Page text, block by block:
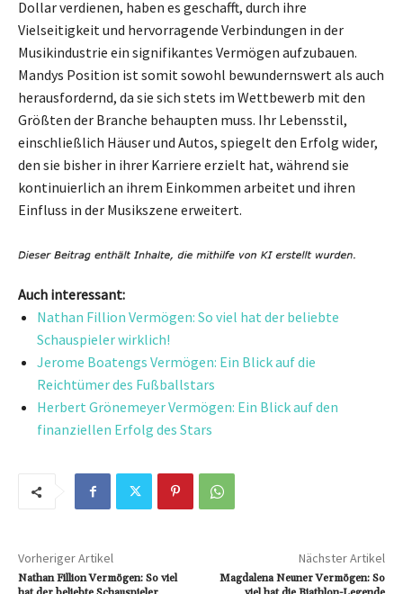
Dollar verdienen, haben es geschafft, durch ihre
Vielseitigkeit und hervorragende Verbindungen in der
Musikindustrie ein signifikantes Vermögen aufzubauen.
Mandys Position ist somit sowohl bewundernswert als auch
herausfordernd, da sie sich stets im Wettbewerb mit den
Größten der Branche behaupten muss. Ihr Lebensstil,
einschließlich Häuser und Autos, spiegelt den Erfolg wider,
den sie bisher in ihrer Karriere erzielt hat, während sie
kontinuierlich an ihrem Einkommen arbeitet und ihren
Einfluss in der Musikszene erweitert.
Auch interessant:
Nathan Fillion Vermögen: So viel hat der beliebte
Schauspieler wirklich!
Jerome Boatengs Vermögen: Ein Blick auf die
Reichtümer des Fußballstars
Herbert Grönemeyer Vermögen: Ein Blick auf den
finanziellen Erfolg des Stars
Vorheriger Artikel
Nathan Fillion Vermögen: So viel
Nächster Artikel
Magdalena Neuner Vermögen: So